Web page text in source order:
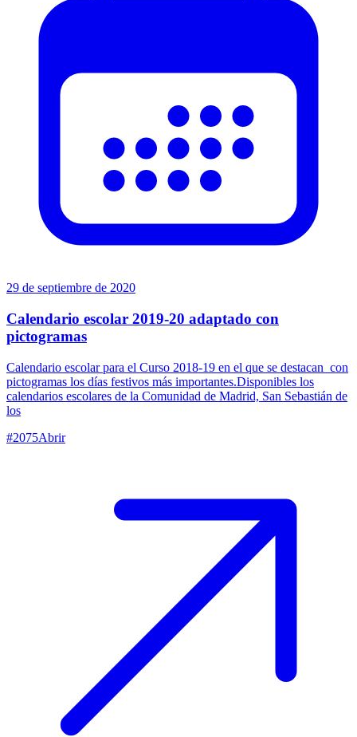
29 de septiembre de 2020
Calendario escolar 2019-20 adaptado con
pictogramas
Calendario escolar para el Curso 2018-19 en el que se destacan con
pictogramas los días festivos más importantes.Disponibles los
calendarios escolares de la Comunidad de Madrid, San Sebastián de
los
#2075Abrir